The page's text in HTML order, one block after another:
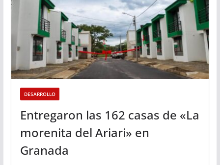
DESARROLLO
Entregaron las 162 casas de «La
morenita del Ariari» en
Granada